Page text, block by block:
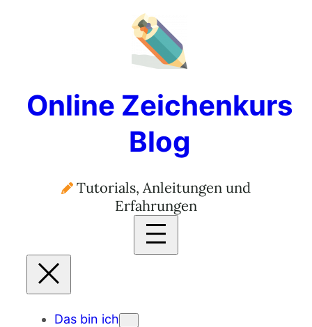
Online Zeichenkurs
Blog
Tutorials, Anleitungen und
Erfahrungen
Das bin ich